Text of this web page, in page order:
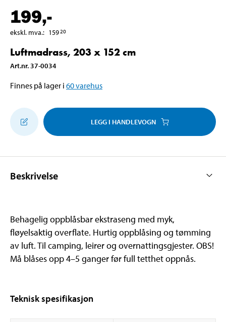
199,-
ekskl. mva.: 15920
Luftmadrass, 203 x 152 cm
Art.nr. 37-0034
Finnes på lager i 60varehus
LEGG I HANDLEVOGN
Beskrivelse
Behagelig oppblåsbar ekstraseng med myk,
fløyelsaktig overflate. Hurtig oppblåsing og tømming
av luft. Til camping, leirer og overnattingsgjester. OBS!
Må blåses opp 4–5 ganger før full tetthet oppnås.
Teknisk spesifikasjon